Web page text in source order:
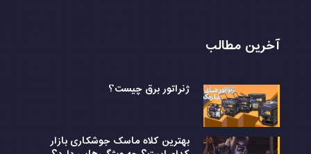
آخرین مطالب
ژنراتور برق چیست؟
بهترین کلاه ماسک جوشکاری بازار